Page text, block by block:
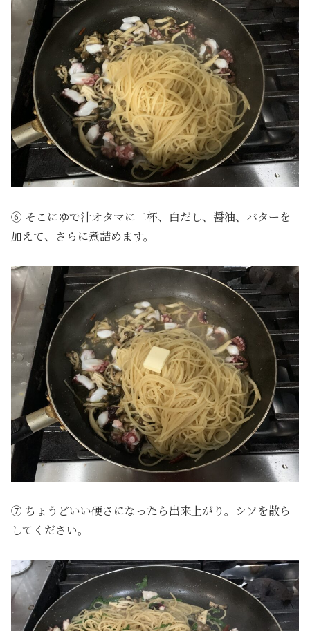
⑥ そこにゆで汁オタマに二杯、白だし、醤油、バターを
加えて、さらに煮詰めます。
⑦ ちょうどいい硬さになったら出来上がり。シソを散ら
してください。